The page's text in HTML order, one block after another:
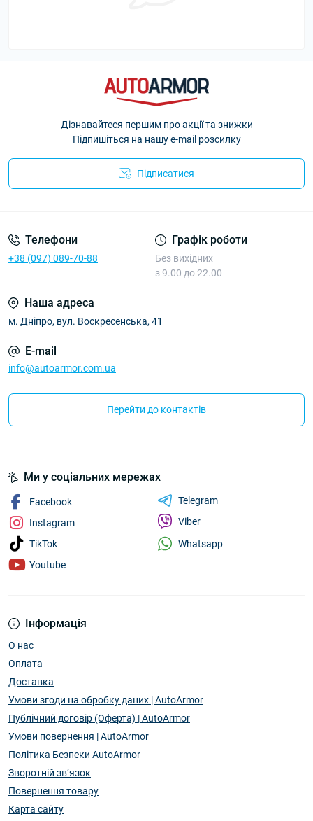
Дізнавайтеся першим про акції та знижки
Підпишіться на нашу e-mail розсилку
Підписатися
Телефони
+38 (097) 089-70-88
Графік роботи
Без вихідних
з 9.00 до 22.00
Наша адреса
м. Дніпро, вул. Воскресенська, 41
E-mail
info@autoarmor.com.ua
Перейти до контактів
Інформація
О нас
Оплата
Доставка
Умови згоди на обробку даних | AutoArmor
Публічний договір (Оферта) | AutoArmor
Умови повернення | AutoArmor
Політика Безпеки AutoArmor
Зворотній зв’язок
Повернення товару
Карта сайту
Ми у соціальних мережах
Facebook
Instagram
TikTok
Youtube
Telegram
Viber
Whatsapp